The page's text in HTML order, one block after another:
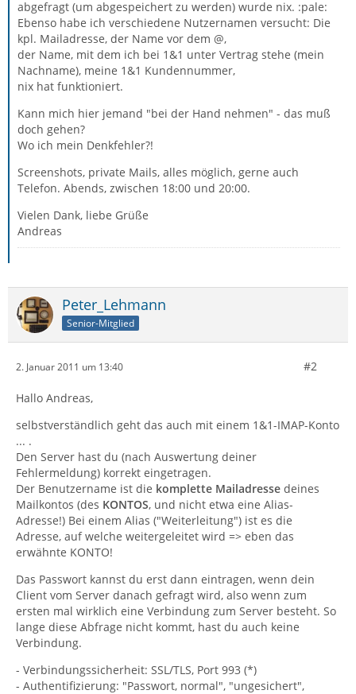
abgefragt (um abgespeichert zu werden) wurde nix. :pale:
Ebenso habe ich verschiedene Nutzernamen versucht: Die
kpl. Mailadresse, der Name vor dem @,
der Name, mit dem ich bei 1&1 unter Vertrag stehe (mein
Nachname), meine 1&1 Kundennummer,
nix hat funktioniert.
Kann mich hier jemand "bei der Hand nehmen" - das muß
doch gehen?
Wo ich mein Denkfehler?!
Screenshots, private Mails, alles möglich, gerne auch
Telefon. Abends, zwischen 18:00 und 20:00.
Vielen Dank, liebe Grüße
Andreas
Peter_Lehmann
Senior-Mitglied
2. Januar 2011 um 13:40 #2
Hallo Andreas,
selbstverständlich geht das auch mit einem 1&1-IMAP-Konto
... .
Den Server hast du (nach Auswertung deiner
Fehlermeldung) korrekt eingetragen.
Der Benutzername ist die komplette Mailadresse deines
Mailkontos (des KONTOS, und nicht etwa eine Alias-
Adresse!) Bei einem Alias ("Weiterleitung") ist es die
Adresse, auf welche weitergeleitet wird => eben das
erwähnte KONTO!
Das Passwort kannst du erst dann eintragen, wenn dein
Client vom Server danach gefragt wird, also wenn zum
ersten mal wirklich eine Verbindung zum Server besteht. So
lange diese Abfrage nicht kommt, hast du auch keine
Verbindung.
- Verbindungssicherheit: SSL/TLS, Port 993 (*)
- Authentifizierung: "Passwort, normal", "ungesichert",